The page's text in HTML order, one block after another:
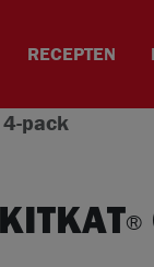
RECEPTEN
pack
KITKAT®